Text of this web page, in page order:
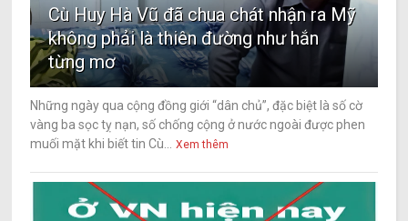
Cù Huy Hà Vũ đã chua chát nhận ra Mỹ
không phải là thiên đường như hắn
từng mơ
Những ngày qua cộng đồng giới “dân chủ”, đặc biệt là số cờ
vàng ba sọc tỵ nạn, số chống cộng ở nước ngoài được phen
muối mặt khi biết tin Cù...
Xem thêm